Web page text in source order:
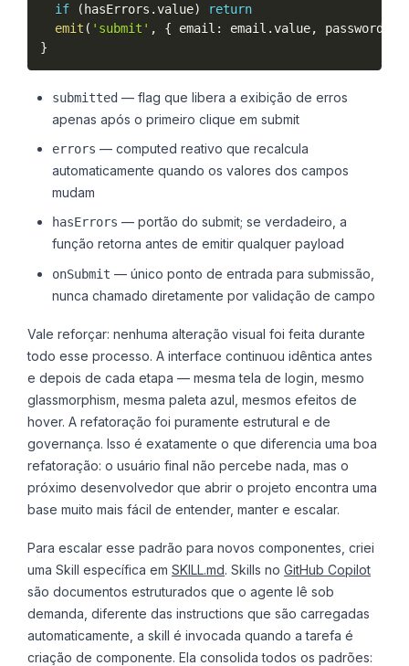
if
( hasErrors .value)
return
emit ( 'submit' , { email : email .value, password
}
submitted— flag que libera a exibição de erros
apenas após o primeiro clique em submit
errors — computed reativo que recalcula
automaticamente quando os valores dos campos
mudam
hasErrors — portão do submit; se verdadeiro, a
função retorna antes de emitir qualquer payload
onSubmit — único ponto de entrada para submissão,
nunca chamado diretamente por validação de campo
Vale reforçar: nenhuma alteração visual foi feita durante
todo esse processo. A interface continuou idêntica antes
e depois de cada etapa — mesma tela de login, mesmo
glassmorphism, mesma paleta azul, mesmos efeitos de
hover. A refatoração foi puramente estrutural e de
governança. Isso é exatamente o que diferencia uma boa
refatoração: o usuário final não percebe nada, mas o
próximo desenvolvedor que abrir o projeto encontra uma
base muito mais fácil de entender, manter e escalar.
Para escalar esse padrão para novos componentes, criei
uma Skill específica em SKILL.md. Skills no GitHub Copilot
são documentos estruturados que o agente lê sob
demanda, diferente das instructions que são carregadas
automaticamente, a skill é invocada quando a tarefa é
criação de componente. Ela consolida todos os padrões: